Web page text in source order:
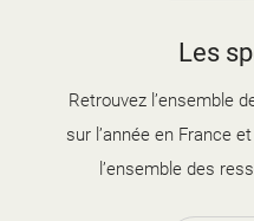
Les
Retrouvez l’ensemble
sur l’année en France
l’ensemble des